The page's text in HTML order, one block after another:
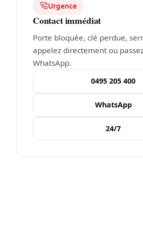
Urgence
Contact immédiat
Porte bloquée, clé perdue,
appelez directement ou
WhatsApp.
0495 205 400
WhatsApp
24/7